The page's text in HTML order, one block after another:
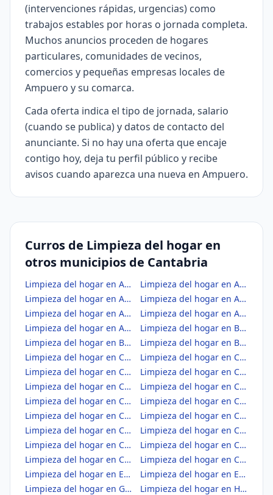
(intervenciones rápidas, urgencias) como
trabajos estables por horas o jornada completa.
Muchos anuncios proceden de hogares
particulares, comunidades de vecinos,
comercios y pequeñas empresas locales de
Ampuero y su comarca.
Cada oferta indica el tipo de jornada, salario
(cuando se publica) y datos de contacto del
anunciante. Si no hay una oferta que encaje
contigo hoy, deja tu perfil público y recibe
avisos cuando aparezca una nueva en Ampuero.
Curros de Limpieza del hogar en
otros municipios de Cantabria
Limpieza del hogar en Alfoz de Lloredo
Limpieza del hogar en Anievas
Limpieza del hogar en Arenas de Iguña
Limpieza del hogar en Argoños
Limpieza del hogar en Arnuero
Limpieza del hogar en Arredondo
Limpieza del hogar en Astillero, El
Limpieza del hogar en Bárcena de Cicero
Limpieza del hogar en Bárcena de Pie de Concha
Limpieza del hogar en Bareyo
Limpieza del hogar en Cabezón de la Sal
Limpieza del hogar en Cabezón de Liébana
Limpieza del hogar en Cabuérniga
Limpieza del hogar en Camaleño
Limpieza del hogar en Camargo
Limpieza del hogar en Campoo de Enmedio
Limpieza del hogar en Campoo de Yuso
Limpieza del hogar en Cartes
Limpieza del hogar en Castañeda
Limpieza del hogar en Castro-Urdiales
Limpieza del hogar en Cieza
Limpieza del hogar en Cillorigo de Liébana
Limpieza del hogar en Colindres
Limpieza del hogar en Comillas
Limpieza del hogar en Corrales de Buelna, Los
Limpieza del hogar en Corvera de Toranzo
Limpieza del hogar en Entrambasaguas
Limpieza del hogar en Escalante
Limpieza del hogar en Guriezo
Limpieza del hogar en Hazas de Cesto